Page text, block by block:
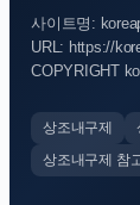
사이트명:
URL: https://
COPYRIGHT
상조내구제
상조내구제 참